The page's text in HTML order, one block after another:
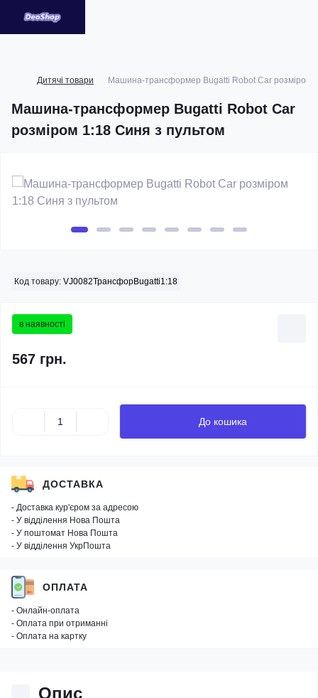
Дитячі товари Машина-трансформер Bugatti Robot Car розміром
Машина-трансформер Bugatti Robot Car
розміром 1:18 Синя з пультом
Код товару: VJ0082ТрансфорBugatti1:18
в наявності
567 грн.
До кошика
ДОСТАВКА
- Доставка кур'єром за адресою
- У відділення Нова Пошта
- У поштомат Нова Пошта
- У відділення УкрПошта
ОПЛАТА
- Онлайн-оплата
- Оплата при отриманні
- Оплата на картку
Опис